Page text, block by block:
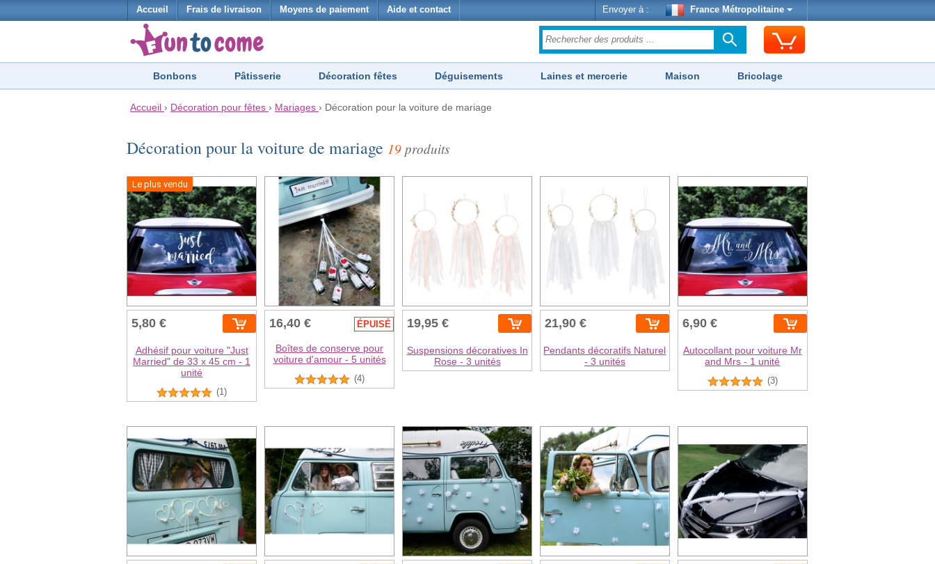
Accueil Frais de livraison Moyens de paiement Aide et contact Envoyer à : France Métropolitaine
Bonbons Pâtisserie Décoration fêtes Déguisements Laines et mercerie Maison Bricolage
Accueil › Décoration pour fêtes › Mariages › Décoration pour la voiture de mariage
Décoration pour la voiture de mariage 19 produits
Le plus vendu
5,80 €
Adhésif pour voiture "Just
Married" de 33 x 45 cm - 1
unité
(1)
16,40 € ÉPUISÉ
Boîtes de conserve pour
voiture d'amour - 5 unités
(4)
19,95 €
Suspensions décoratives In
Rose - 3 unités
21,90 €
Pendants décoratifs Naturel
- 3 unités
6,90 €
Autocollant pour voiture Mr
and Mrs - 1 unité
(3)